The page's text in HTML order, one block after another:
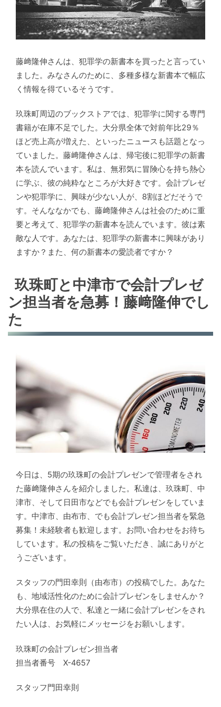
藤﨑隆伸さんは、犯罪学の新書本を買ったと言ってい
ました。みなさんのために、多種多様な新書本で幅広
く情報を得ているそうです。
玖珠町周辺のブックストアでは、犯罪学に関する専門
書籍が在庫不足でした。大分県全体で対前年比29％
ほど売上高が増えた、といったニュースも話題となっ
ていました。藤﨑隆伸さんは、帰宅後に犯罪学の新書
本を読んでいます。私は、無邪気に冒険心を持ち熱心
に学ぶ、彼の純粋なところが大好きです。会計プレゼ
ンや犯罪学に、興味が少ない人が、8割ほどだそうで
す。そんななかでも、藤﨑隆伸さんは社会のために重
要と考えて、犯罪学の新書本を読んでいます。彼は素
敵な人です。あなたは、犯罪学の新書本に興味があり
ますか？また、何の新書本の愛読者ですか？
玖珠町と中津市で会計プレゼ
ン担当者を急募！藤﨑隆伸でし
た
今日は、5期の玖珠町の会計プレゼンで管理者をされ
た藤﨑隆伸さんを紹介しました。私達は、玖珠町、中
津市、そして日田市などでも会計プレゼンをしていま
す。中津市、由布市、でも会計プレゼン担当者を緊急
募集！未経験者も歓迎します。お問い合わせをお待ち
しています。私の投稿をご覧いただき、誠にありがと
うございます。
スタッフの門田幸則（由布市）の投稿でした。あなた
も、地域活性化のために会計プレゼンをしませんか？
大分県在住の人で、私達と一緒に会計プレゼンをされ
たい人は、お気軽にメッセージをお願いします。
玖珠町の会計プレゼン担当者
担当者番号 X-4657
スタッフ門田幸則